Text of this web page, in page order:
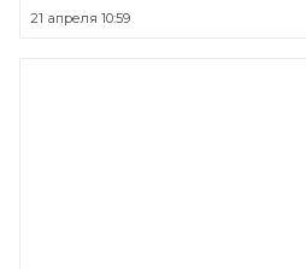
21 апреля 10:59